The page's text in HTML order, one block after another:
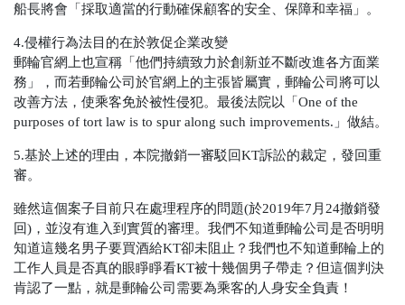
船長將會「採取適當的行動確保顧客的安全、保障和幸福」。
4.侵權行為法目的在於敦促企業改變
郵輪官網上也宣稱「他們持續致力於創新並不斷改進各方面業
務」，而若郵輪公司於官網上的主張皆屬實，郵輪公司將可以
改善方法，使乘客免於被性侵犯。最後法院以「One of the
purposes of tort law is to spur along such improvements.」做結。
5.基於上述的理由，本院撤銷一審駁回KT訴訟的裁定，發回重
審。
雖然這個案子目前只在處理程序的問題(於2019年7月24撤銷發
回)，並沒有進入到實質的審理。我們不知道郵輪公司是否明明
知道這幾名男子要買酒給KT卻未阻止？我們也不知道郵輪上的
工作人員是否真的眼睜睜看KT被十幾個男子帶走？但這個判決
肯認了一點，就是郵輪公司需要為乘客的人身安全負責！